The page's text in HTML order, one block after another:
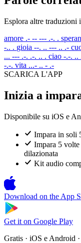
Esplora altre traduzioni
amore .- -- --- .-. .
-.. . gioia --. .. --- .. .-
... --- .-. .-. .. . ciao -.-. ..
-.-. vita ...- .. - .-
SCARICA L'APP
Inizia a
Disponibile su iOS e
Impara in soli
Impara 5
dilazionata
Kit audio
Download on the App
Get it on Google Play
Gratis · iOS e Android